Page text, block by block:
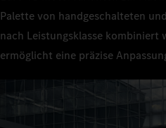
Palette von handgeschalteten
nach Leistungsklasse kombiniert
ermöglicht eine präzise